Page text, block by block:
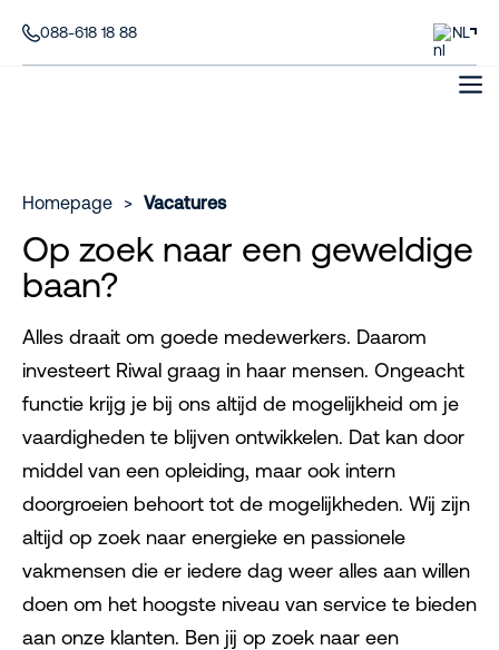
088-618 18 88 NL
Homepage > Vacatures
Op zoek naar een geweldige
baan?
Alles draait om goede medewerkers. Daarom
investeert Riwal graag in haar mensen. Ongeacht
functie krijg je bij ons altijd de mogelijkheid om je
vaardigheden te blijven ontwikkelen. Dat kan door
middel van een opleiding, maar ook intern
doorgroeien behoort tot de mogelijkheden. Wij zijn
altijd op zoek naar energieke en passionele
vakmensen die er iedere dag weer alles aan willen
doen om het hoogste niveau van service te bieden
aan onze klanten. Ben jij op zoek naar een